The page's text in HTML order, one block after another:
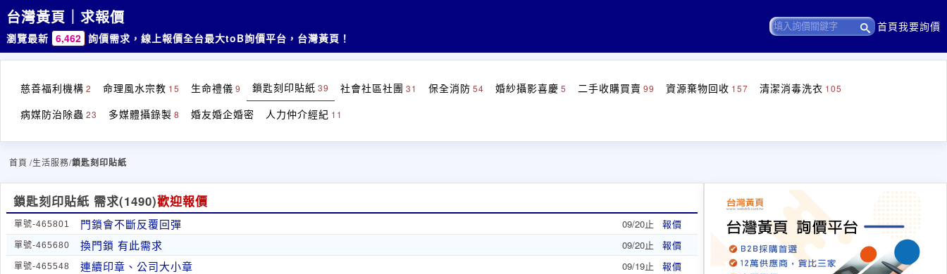
台灣黃頁｜求報價
瀏覽最新 6,462 詢價需求，線上報價全台最大toB詢價平台，台灣黃頁！
首頁我要詢價
慈善福利機構 2 命理風水宗教 15 生命禮儀 9 鎖匙刻印貼紙 39 社會社區社團 31 保全消防 54 婚紗攝影喜慶 5 二手收購買賣 99 資源棄物回收 157 清潔消毒洗衣 105
病媒防治除蟲 23 多媒體攝錄製 8 婚友婚企婚密 人力仲介經紀 11
首頁 /生活服務/鎖匙刻印貼紙
鎖匙刻印貼紙 需求(1490)歡迎報價
單號-465801 門鎖會不斷反覆回彈 09/20止 報價
單號-465680 換門鎖 有此需求 09/20止 報價
單號-465548 連續印章、公司大小章 09/19止 報價